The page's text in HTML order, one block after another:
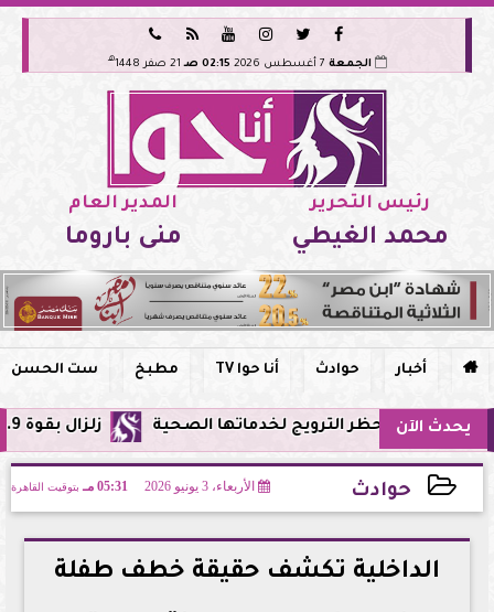






الجمعة 02:15 صـ 21 صفر 1448 هـ
رئيس التحرير
محمد الغيطي
المدير العام
منى باروما
 أخبار حوادث أنا حوا TV مطبخ ست الحسن
يحدث الآن زلزال بقوة 5.9 ريختر يشعر به سكان القاهرة وعدة محافظات.. مركزه شرق البحر المتوسط وحظر الترويج لخدماتها الصحية
حوادث الأربعاء، 3 يونيو 2026 05:31 مـ بتوقيت القاهرة
2026-06-03 17:31:01
الداخلية تكشف حقيقة خطف طفلة